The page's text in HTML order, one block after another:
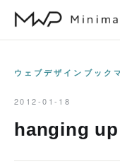
ウェブデザインブック
2012-01-18
hanging